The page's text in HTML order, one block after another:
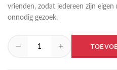
vrienden, zodat iedereen zijn
onnodig gezoek.
− +